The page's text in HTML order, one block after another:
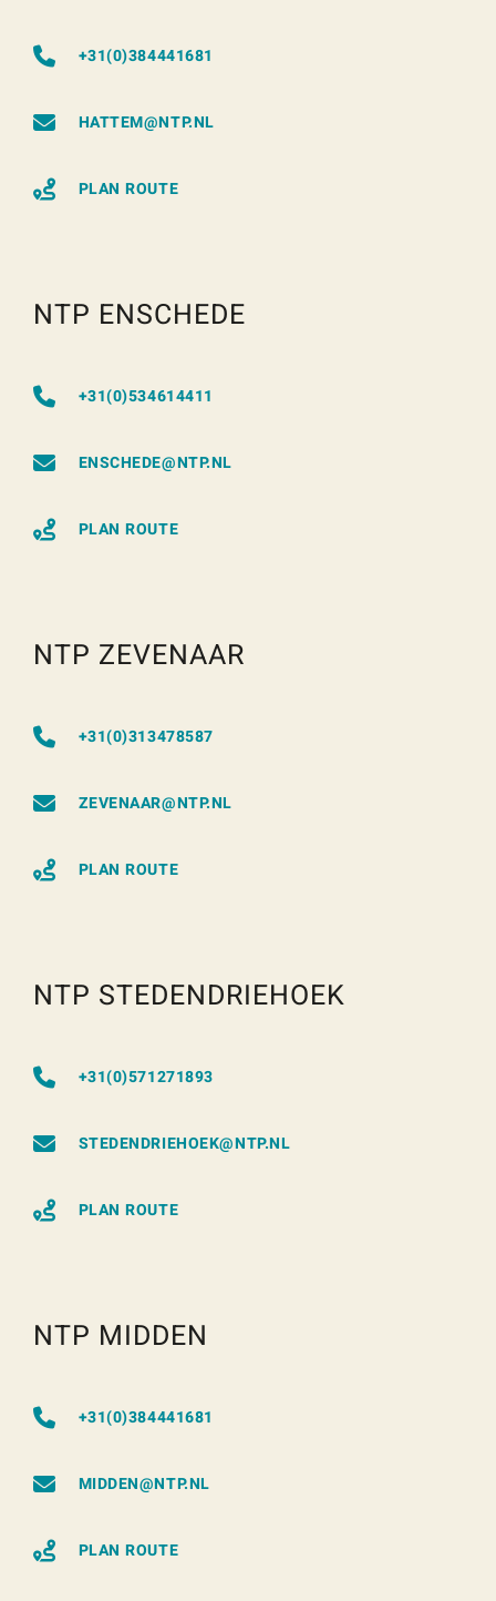
+31(0)384441681
HATTEM@NTP.NL
PLAN ROUTE
NTP ENSCHEDE
+31(0)534614411
ENSCHEDE@NTP.NL
PLAN ROUTE
NTP ZEVENAAR
+31(0)313478587
ZEVENAAR@NTP.NL
PLAN ROUTE
NTP STEDENDRIEHOEK
+31(0)571271893
STEDENDRIEHOEK@NTP.NL
PLAN ROUTE
NTP MIDDEN
+31(0)384441681
MIDDEN@NTP.NL
PLAN ROUTE